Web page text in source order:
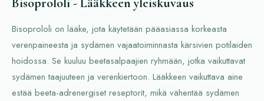
Bisoprololi on lääke, jota käytetään pääasiassa korkeasta
verenpaineesta ja sydämen vajaatoiminnasta kärsivien potilaiden
hoidossa. Se kuuluu beetasalpaajien ryhmään, jotka vaikuttavat
sydämen taajuuteen ja verenkiertoon. Lääkkeen vaikuttava aine
estää beeta-adrenergiset reseptorit, mikä vähentää sydämen